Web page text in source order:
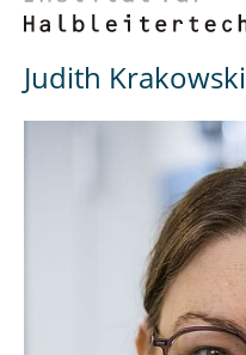
Judith Krakowski